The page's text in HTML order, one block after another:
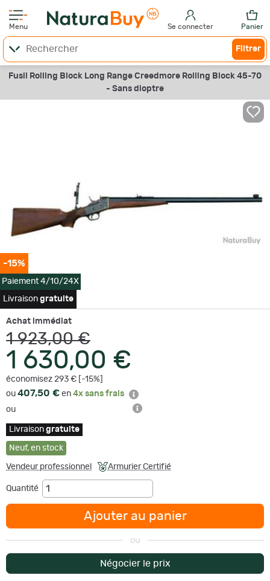
Menu Se connecter Panier
Filtrer
Fusil Rolling Block Long Range Creedmore Rolling Block 45-70
- Sans dioptre
-15%
Paiement 4/10/24X
Livraison gratuite
Achat immédiat
1 923,00 €
1 630,00 €
économisez 293 € [-15%]
ou 407,50 € en 4x sans frais
ou
Livraison gratuite
Neuf, en stock
Vendeur professionnel Armurier Certifié
Quantité
Ajouter au panier
ou
Négocier le prix